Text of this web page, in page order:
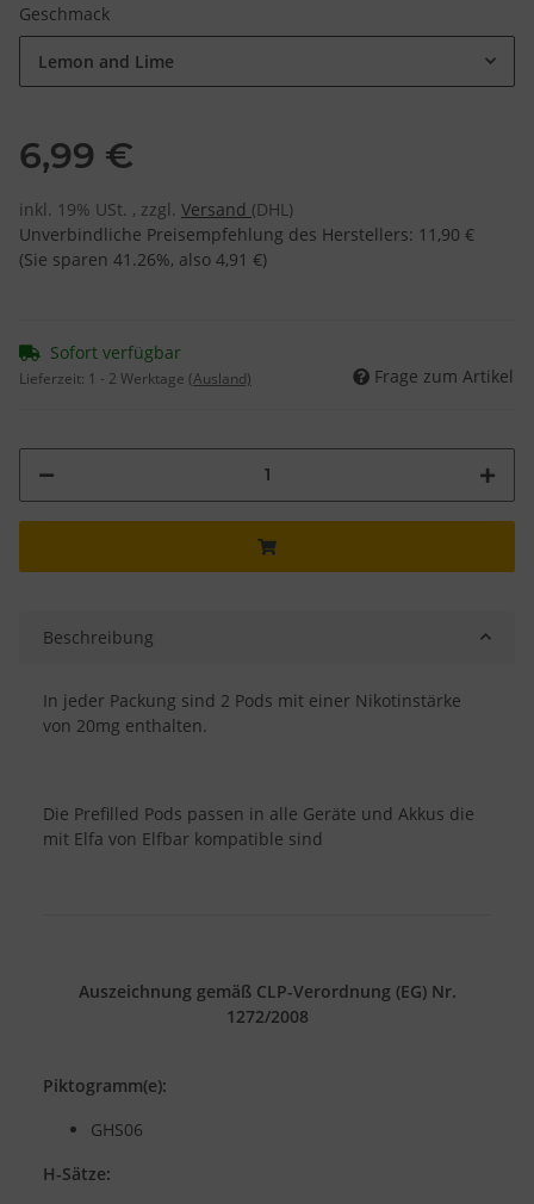
Geschmack
Lemon and Lime
6,99 €
inkl. 19% USt. , zzgl. Versand (DHL)
Unverbindliche Preisempfehlung des Herstellers: 11,90 €
(Sie sparen 41.26%, also 4,91 €)
Sofort verfügbar
Lieferzeit: 1 - 2 Werktage (Ausland) Frage zum Artikel
Beschreibung
In jeder Packung sind 2 Pods mit einer Nikotinstärke
von 20mg enthalten.
Die Prefilled Pods passen in alle Geräte und Akkus die
mit Elfa von Elfbar kompatible sind
Auszeichnung gemäß CLP-Verordnung (EG) Nr.
1272/2008
Piktogramm(e):
GHS06
H-Sätze: